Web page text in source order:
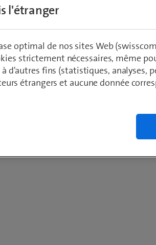
l'étranger
optimal de nos sites Web
strictement nécessaires, même
d'autres fins (statistiques, analyses,
étrangers et aucune donnée